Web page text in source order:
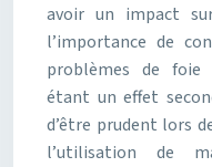
avoir un impact
l’importance de
problèmes de foie
étant un effet
d’être prudent lors
l’utilisation de